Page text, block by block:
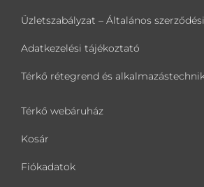
Üzletszabályzat – Általános
Adatkezelési tájékoztató
Térkő rétegrend és
Térkő webáruház
Kosár
Fiókadatok